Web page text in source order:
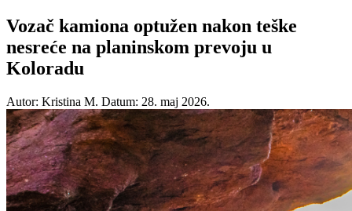
Vozač kamiona optužen nakon teške
nesreće na planinskom prevoju u
Koloradu
Autor: Kristina M. Datum: 28. maj 2026.